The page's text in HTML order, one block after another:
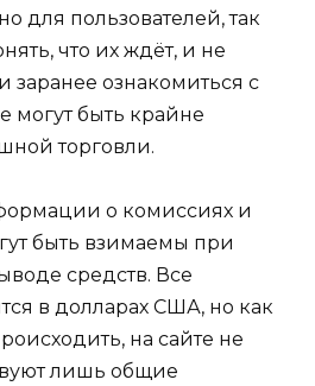
для пользователей, так
что их ждёт, и не
заранее ознакомиться с
могут быть крайне
торговли.
о комиссиях и
быть взимаемы при
средств. Все
в долларах США, но как
на сайте не
лишь общие